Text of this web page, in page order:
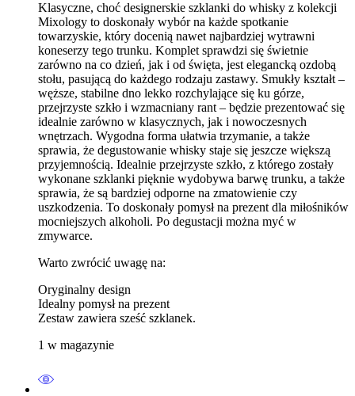
Klasyczne, choć designerskie szklanki do whisky z kolekcji
Mixology to doskonały wybór na każde spotkanie
towarzyskie, który docenią nawet najbardziej wytrawni
koneserzy tego trunku. Komplet sprawdzi się świetnie
zarówno na co dzień, jak i od święta, jest elegancką ozdobą
stołu, pasującą do każdego rodzaju zastawy. Smukły kształt –
węższe, stabilne dno lekko rozchylające się ku górze,
przejrzyste szkło i wzmacniany rant – będzie prezentować się
idealnie zarówno w klasycznych, jak i nowoczesnych
wnętrzach. Wygodna forma ułatwia trzymanie, a także
sprawia, że degustowanie whisky staje się jeszcze większą
przyjemnością. Idealnie przejrzyste szkło, z którego zostały
wykonane szklanki pięknie wydobywa barwę trunku, a także
sprawia, że są bardziej odporne na zmatowienie czy
uszkodzenia. To doskonały pomysł na prezent dla miłośników
mocniejszych alkoholi. Po degustacji można myć w
zmywarce.
Warto zwrócić uwagę na:
Oryginalny design
Idealny pomysł na prezent
Zestaw zawiera sześć szklanek.
1 w magazynie